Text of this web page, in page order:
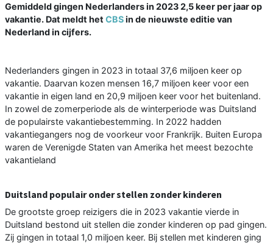
Gemiddeld gingen Nederlanders in 2023 2,5 keer per jaar op
vakantie. Dat meldt het CBSin de nieuwste editie van
Nederland in cijfers.
Nederlanders gingen in 2023 in totaal 37,6 miljoen keer op
vakantie. Daarvan kozen mensen 16,7 miljoen keer voor een
vakantie in eigen land en 20,9 miljoen keer voor het buitenland.
In zowel de zomerperiode als de winterperiode was Duitsland
de populairste vakantiebestemming. In 2022 hadden
vakantiegangers nog de voorkeur voor Frankrijk. Buiten Europa
waren de Verenigde Staten van Amerika het meest bezochte
vakantieland
Duitsland populair onder stellen zonder kinderen
De grootste groep reizigers die in 2023 vakantie vierde in
Duitsland bestond uit stellen die zonder kinderen op pad gingen.
Zij gingen in totaal 1,0 miljoen keer. Bij stellen met kinderen ging